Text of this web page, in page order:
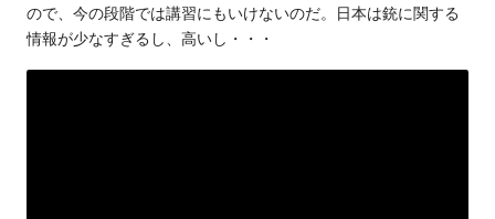
ので、今の段階では講習にもいけないのだ。日本は銃に関する
情報が少なすぎるし、高いし・・・